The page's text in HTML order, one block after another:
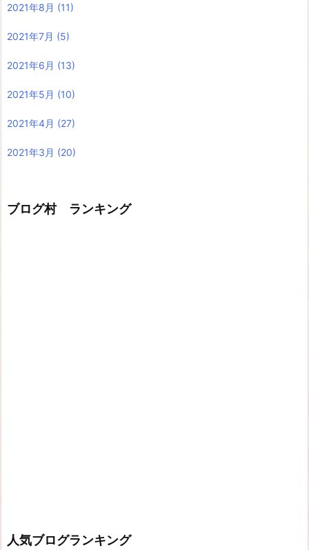
2021年8月 (11)
2021年7月 (5)
2021年6月 (13)
2021年5月 (10)
2021年4月 (27)
2021年3月 (20)
ブログ村 ランキング
人気ブログランキング